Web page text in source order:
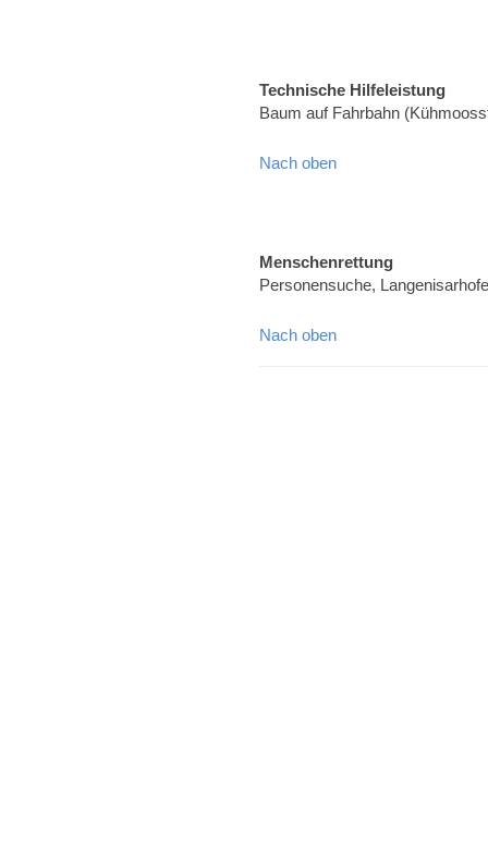
Technische Hilfeleistung
Baum auf Fahrbahn
Nach oben
Menschenrettung
Personensuche,
Nach oben